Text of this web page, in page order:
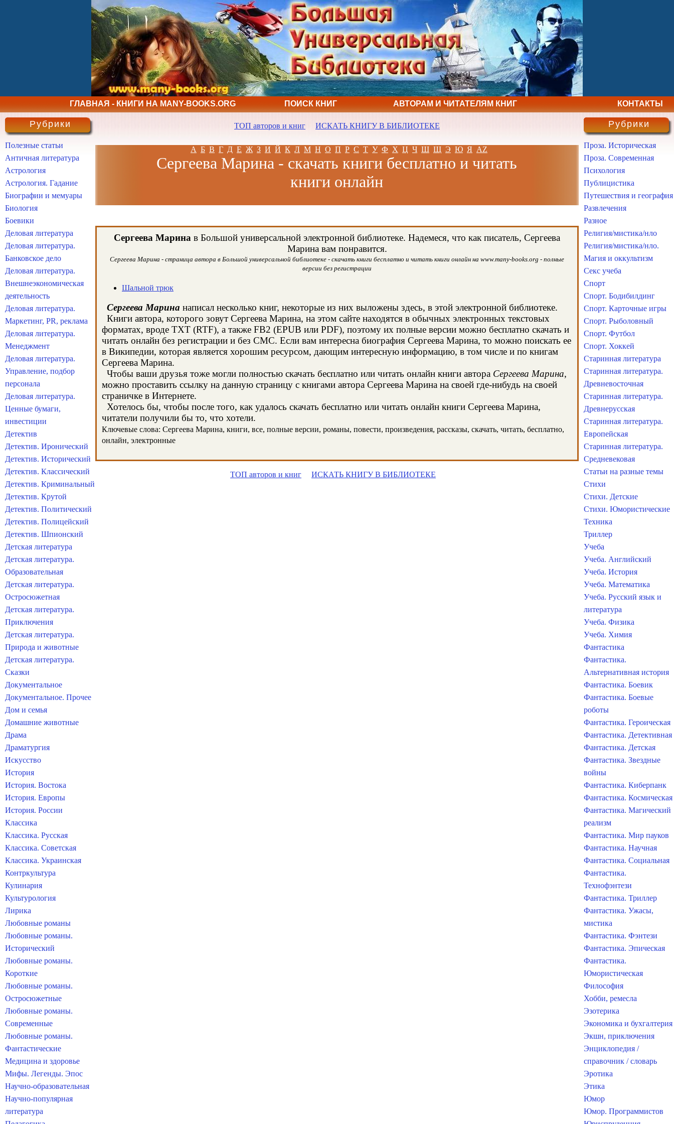
ГЛАВНАЯ - КНИГИ НА MANY-BOOKS.ORG ПОИСК КНИГ АВТОРАМ И ЧИТАТЕЛЯМ КНИГ КОНТАКТЫ
ТОП авторов и книг ИСКАТЬ КНИГУ В БИБЛИОТЕКЕ
А Б В Г Д Е Ж З И Й К Л М Н О П Р С Т У Ф Х Ц Ч Ш Щ Э Ю Я AZ
Сергеева Марина - скачать книги бесплатно и читать
книги онлайн
Сергеева Марина в Большой универсальной электронной библиотеке. Надемеся, что как писатель, Сергеева
Марина вам понравится.
Сергеева Марина - страница автора в Большой универсальной библиотеке - скачать книги бесплатно и читать книги онлайн на www.many-books.org - полные
версии без регистрации
Шальной трюк
Сергеева Марина написал несколько книг, некоторые из них выложены здесь, в этой электронной библиотеке.
Книги автора, которого зовут Сергеева Марина, на этом сайте находятся в обычных электронных текстовых
форматах, вроде TXT (RTF), а также FB2 (EPUB или PDF), поэтому их полные версии можно бесплатно скачать и
читать онлайн без регистрации и без СМС. Если вам интересна биография Сергеева Марина, то можно поискать ее
в Википедии, которая является хорошим ресурсом, дающим интересную информацию, в том числе и по книгам
Сергеева Марина.
Чтобы ваши друзья тоже могли полностью скачать бесплатно или читать онлайн книги автора Сергеева Марина,
можно проставить ссылку на данную страницу с книгами автора Сергеева Марина на своей где-нибудь на своей
страничке в Интернете.
Хотелось бы, чтобы после того, как удалось скачать бесплатно или читать онлайн книги Сергеева Марина,
читатели получили бы то, что хотели.
Ключевые слова: Сергеева Марина, книги, все, полные версии, романы, повести, произведения, рассказы, скачать, читать, бесплатно,
онлайн, электронные
ТОП авторов и книг ИСКАТЬ КНИГУ В БИБЛИОТЕКЕ
Рубрики
Полезные статьи
Античная литература
Астрология
Астрология. Гадание
Биографии и мемуары
Биология
Боевики
Деловая литература
Деловая литература.
Банковское дело
Деловая литература.
Внешнеэкономическая
деятельность
Деловая литература.
Маркетинг, PR, реклама
Деловая литература.
Менеджмент
Деловая литература.
Управление, подбор
персонала
Деловая литература.
Ценные бумаги,
инвестиции
Детектив
Детектив. Иронический
Детектив. Исторический
Детектив. Классический
Детектив. Криминальный
Детектив. Крутой
Детектив. Политический
Детектив. Полицейский
Детектив. Шпионский
Детская литература
Детская литература.
Образовательная
Детская литература.
Остросюжетная
Детская литература.
Приключения
Детская литература.
Природа и животные
Детская литература.
Сказки
Документальное
Документальное. Прочее
Дом и семья
Домашние животные
Драма
Драматургия
Искусство
История
История. Востока
История. Европы
История. России
Классика
Классика. Русская
Классика. Советская
Классика. Украинская
Контркультура
Кулинария
Культурология
Лирика
Любовные романы
Любовные романы.
Исторический
Любовные романы.
Короткие
Любовные романы.
Остросюжетные
Любовные романы.
Современные
Любовные романы.
Фантастические
Медицина и здоровье
Мифы. Легенды. Эпос
Научно-образовательная
Научно-популярная
литература
Рубрики
Проза. Историческая
Проза. Современная
Психология
Публицистика
Путешествия и география
Развлечения
Разное
Религия/мистика/нло
Религия/мистика/нло.
Магия и оккультизм
Секс учеба
Спорт
Спорт. Бодибилдинг
Спорт. Карточные игры
Спорт. Рыболовный
Спорт. Футбол
Спорт. Хоккей
Старинная литература
Старинная литература.
Древневосточная
Старинная литература.
Древнерусская
Старинная литература.
Европейская
Старинная литература.
Средневековая
Статьи на разные темы
Стихи
Стихи. Детские
Стихи. Юмористические
Техника
Триллер
Учеба
Учеба. Английский
Учеба. История
Учеба. Математика
Учеба. Русский язык и
литература
Учеба. Физика
Учеба. Химия
Фантастика
Фантастика.
Альтернативная история
Фантастика. Боевик
Фантастика. Боевые
роботы
Фантастика. Героическая
Фантастика. Детективная
Фантастика. Детская
Фантастика. Звездные
войны
Фантастика. Киберпанк
Фантастика. Космическая
Фантастика. Магический
реализм
Фантастика. Мир пауков
Фантастика. Научная
Фантастика. Социальная
Фантастика.
Технофэнтези
Фантастика. Триллер
Фантастика. Ужасы,
мистика
Фантастика. Фэнтези
Фантастика. Эпическая
Фантастика.
Юмористическая
Философия
Хобби, ремесла
Эзотерика
Экономика и бухгалтерия
Экшн, приключения
Энциклопедия /
справочник / словарь
Эротика
Этика
Юмор
Юмор. Программистов